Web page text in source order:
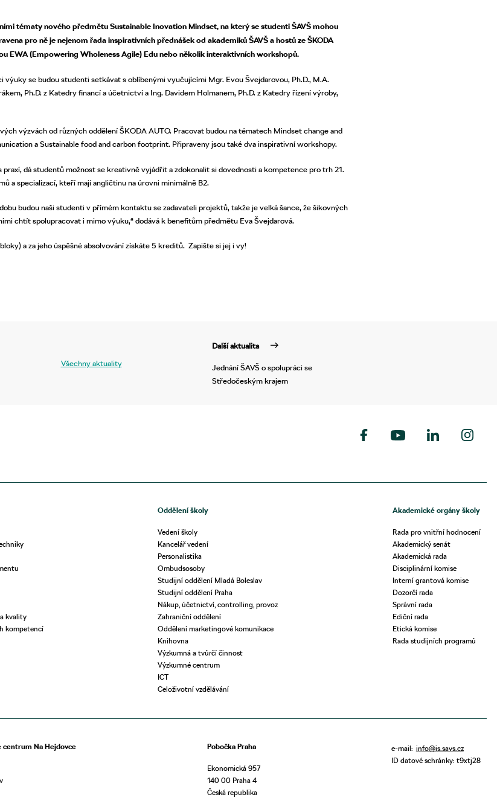
tématy nového předmětu Sustainable Inovation Mindset, na který se studenti ŠAVŠ mohou
pro ně je nejenom řada inspirativních přednášek od akademiků ŠAVŠ a hostů ze ŠKODA
EWA (Empowering Wholeness Agile) Edu nebo několik interaktivních workshopů.
výuky se budou studenti setkávat s oblíbenými vyučujícími Mgr. Evou Švejdarovou, Ph.D., M.A.
Ph.D. z Katedry financí a účetnictví a Ing. Davidem Holmanem, Ph.D. z Katedry řízení výroby,
výzvách od různých oddělení ŠKODA AUTO. Pracovat budou na tématech Mindset change and
a Sustainable food and carbon footprint. Připraveny jsou také dva inspirativní workshopy.
dá studentů možnost se kreativně vyjádřit a zdokonalit si dovednosti a kompetence pro trh 21.
a specializací, kteří mají angličtinu na úrovni minimálně B2.
budou naši studenti v přímém kontaktu se zadavateli projektů, takže je velká šance, že šikovných
chtít spolupracovat i mimo výuku,“ dodává k benefitům předmětu Eva Švejdarová.
a za jeho úspěšné absolvování získáte 5 kreditů. Zapište si jej i vy!
Všechny aktuality
Další aktualita
Jednání ŠAVŠ o spolupráci se
Středočeským krajem
kvality
kompetencí
Oddělení školy
Vedení školy
Kancelář vedení
Personalistika
Ombudsosoby
Studijní oddělení Mladá Boleslav
Studijní oddělení Praha
Nákup, účetnictví, controlling, provoz
Zahraniční oddělení
Oddělení marketingové komunikace
Knihovna
Výzkumná a tvůrčí činnost
Výzkumné centrum
ICT
Celoživotní vzdělávání
Akademické orgány školy
Rada pro vnitřní hodnocení
Akademický senát
Akademická rada
Disciplinární komise
Interní grantová komise
Dozorčí rada
Správní rada
Ediční rada
Etická komise
Rada studijních programů
centrum Na Hejdovce Pobočka Praha
Ekonomická 957
140 00 Praha 4
Česká republika
e-mail: info@is.savs.cz
ID datové schránky: t9xtj28